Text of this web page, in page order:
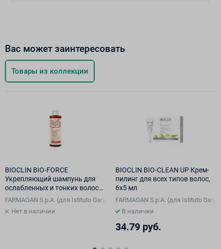
Вас может заинтересовать
Товары из коллекции
Сан-Марино
di Ricerche Biochimiche, Италия), Италия
BIOCLIN BIO-FORCE
Укрепляющий шампунь для
ослабленных и тонких волос
(гуарана), 200 мл
FARMAGAN S.p.A. (для Istituto Ganassini S.p.A. di Ricerche Biochimiche,
Нет в наличии
BIOCLIN BIO-CLEAN UP Крем-
пилинг для всех типов волос,
6х5 мл
FARMAGAN S.p.A. (для Istituto
В наличии
34.79 руб.